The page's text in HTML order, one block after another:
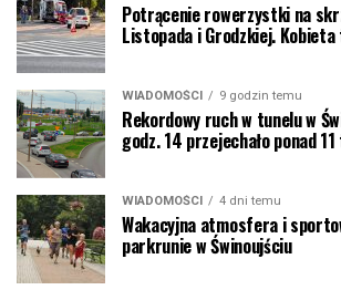
Potrącenie rowerzystki na
Listopada i Grodzkiej.
WIADOMOŚCI 9 godzin temu
Rekordowy ruch w tunelu w
godz. 14 przejechało ponad
WIADOMOŚCI 4 dni temu
Wakacyjna atmosfera i
parkrunie w Świnoujściu